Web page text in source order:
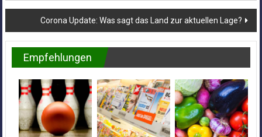
Corona Update: Was sagt das Land zur aktuellen Lage?
Empfehlungen